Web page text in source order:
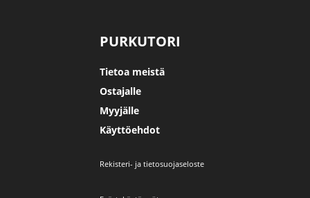
PURKUTORI
Tietoa meistä
Ostajalle
Myyjälle
Käyttöehdot
Rekisteri- ja tietosuojaseloste